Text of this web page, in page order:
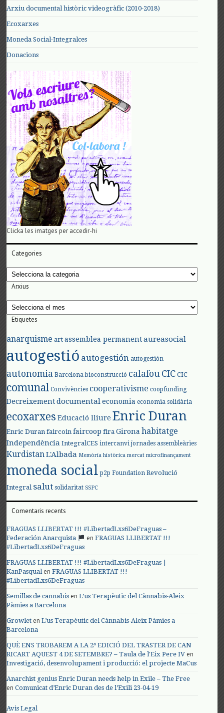
Arxiu documental històric videogràfic (2010-2018)
Ecoxarxes
Moneda Social-Integralces
Donacions
Clicka les imatges per accedir-hi
Categories
Categories
Arxius
Arxius
Etiquetes
anarquisme art assemblea permanent aureasocial
autogestió autogestión autogestión
autonomia Barcelona bioconstrucció calafouCIC CIC
comunal Convivències cooperativisme coopfunding
Decreixement documental economia economia solidària
ecoxarxes Educació lliure Enric Duran
Enric Duran faircoin faircoop fira Girona habitatge
Independència IntegralCES intercanvi jornades assembleàries
KurdistanL'Albada Memòria històrica mercat microfinançament
moneda social p2p Foundation Revolució
Integral salut solidaritat SSPC
Comentaris recents
FRAGUAS LLIBERTAT !!! #LibertadLxs6DeFraguas –
Federación Anarquista
enFRAGUAS LLIBERTAT !!!
#LibertadLxs6DeFraguas
FRAGUAS LLIBERTAT !!! #LibertadLxs6DeFraguas |
KanPasqualenFRAGUAS LLIBERTAT !!!
#LibertadLxs6DeFraguas
Semillas de cannabis enL’us Terapèutic del Cànnabis-Aleix
Pàmies a Barcelona
Growlet enL’us Terapèutic del Cànnabis-Aleix Pàmies a
Barcelona
QUÈ ENS TROBAREM A LA 2ª EDICIÓ DEL TRASTER DE CAN
RICART AQUEST 4 DE SETEMBRE? – Taula de l'Eix Pere IV en
Investigació, desenvolupament i producció: el projecte MaCus
Anarchist genius Enric Duran needs help in Exile – The Free
enComunicat d’Enric Duran des de l’Exili 23-04-19
Avis Legal